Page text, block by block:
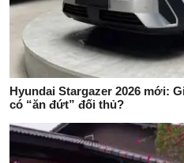
Hyundai Stargazer 2026 mới:
có “ăn đứt” đối thủ?